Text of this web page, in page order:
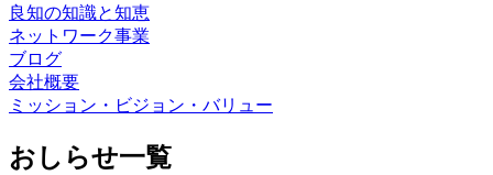
良知の知識と知恵
ネットワーク事業
ブログ
会社概要
ミッション・ビジョン・バリュー
おしらせ一覧